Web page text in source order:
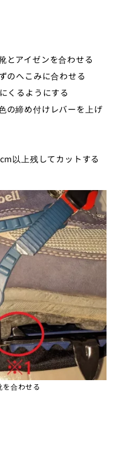
アイゼンを合わせる
へこみに合わせる
くるようにする
締め付けレバーを上げ
以上残してカットする
合わせる